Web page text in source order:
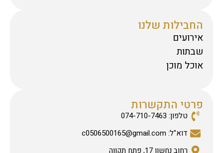
החבילות שלנו
אירועים
שבתות
אוכל מוכן
פרטי התקשרות
טלפון: 074-710-7463
דוא"ל: c0506500165@gmail.com
רחוב נחשון 17, פתח תקווה